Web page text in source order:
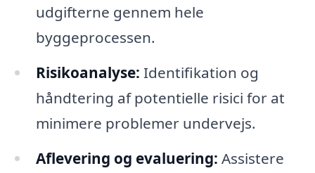
udgifterne gennem hele
byggeprocessen.
Risikoanalyse: Identifikation og
håndtering af potentielle risici for at
minimere problemer undervejs.
Aflevering og evaluering: Assistere